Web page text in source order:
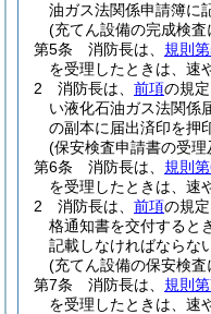
油ガス法関係申請簿に
(充てん設備の完成検
第5条
消防長は、 規則
を受理したときは、速
2
消防長は、 前項の規
い液化石油ガス法関係
の副本に届出済印を押
(保安検査申請書の受理
第6条
消防長は、 規則
を受理したときは、速
2
消防長は、 前項の規
格通知書を交付すると
記載しなければならな
(充てん設備の保安検
第7条
消防長は、 規則
を受理したときは、速